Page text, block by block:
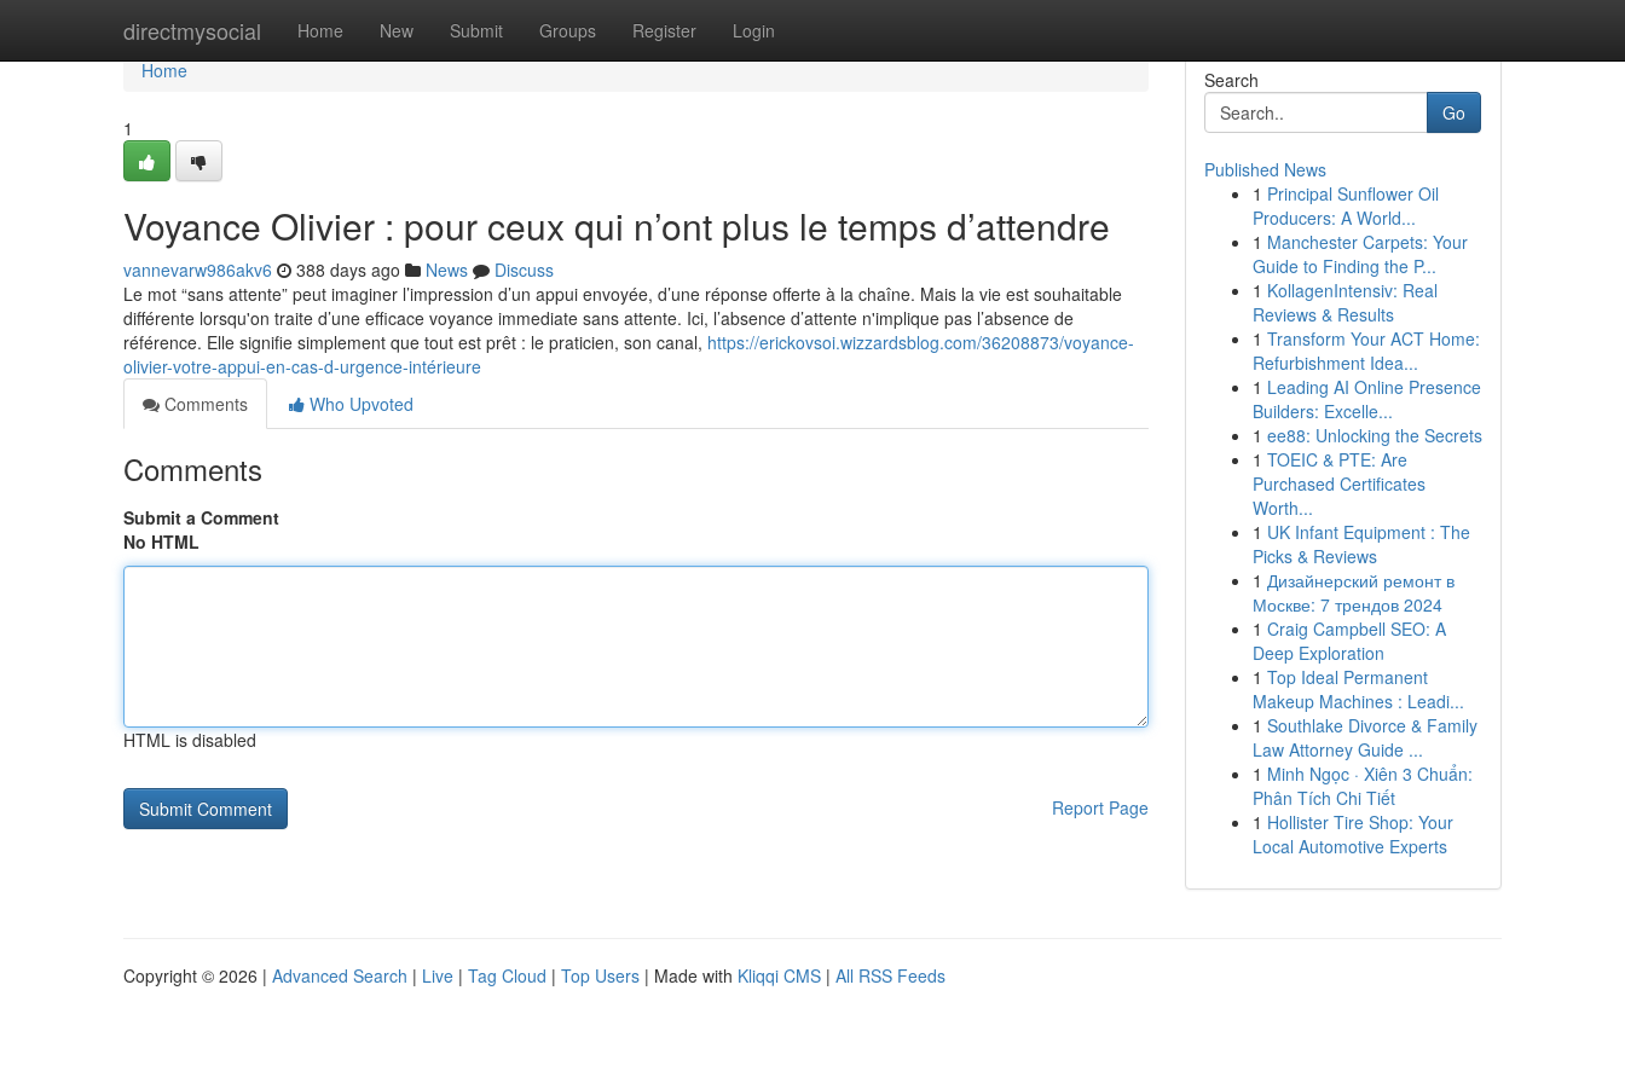
directmysocial Home New Submit Groups Register Login
Home
Home
1
Voyance Olivier : pour ceux qui n’ont plus le temps d’attendre
vannevarw986akv6 388 days ago News
Discuss
Le mot “sans attente” peut imaginer l’impression d’un appui envoyée, d’une réponse offerte à la chaîne. Mais la vie est souhaitable
différente lorsqu'on traite d’une efficace voyance immediate sans attente. Ici, l’absence d’attente n'implique pas l’absence de
référence. Elle signifie simplement que tout est prêt : le praticien, son canal, https://erickovsoi.wizzardsblog.com/36208873/voyance-
olivier-votre-appui-en-cas-d-urgence-intérieure
Comments
Who Upvoted
Comments
Submit a Comment
No HTML
HTML is disabled
Report Page
Search
Go
Published News
1 Principal Sunflower Oil
Producers: A World...
1 Manchester Carpets: Your
Guide to Finding the P...
1 KollagenIntensiv: Real
Reviews & Results
1 Transform Your ACT Home:
Refurbishment Idea...
1 Leading AI Online Presence
Builders: Excelle...
1 ee88: Unlocking the Secrets
1 TOEIC & PTE: Are
Purchased Certificates
Worth...
1 UK Infant Equipment : The
Picks & Reviews
1 Дизайнерский ремонт в
Москве: 7 трендов 2024
1 Craig Campbell SEO: A
Deep Exploration
1 Top Ideal Permanent
Makeup Machines : Leadi...
1 Southlake Divorce & Family
Law Attorney Guide ...
1 Minh Ngọc · Xiên 3 Chuẩn:
Phân Tích Chi Tiết
1 Hollister Tire Shop: Your
Local Automotive Experts
Copyright © 2026 | Advanced Search | Live | Tag Cloud | Top Users | Made with Kliqqi CMS | All RSS Feeds